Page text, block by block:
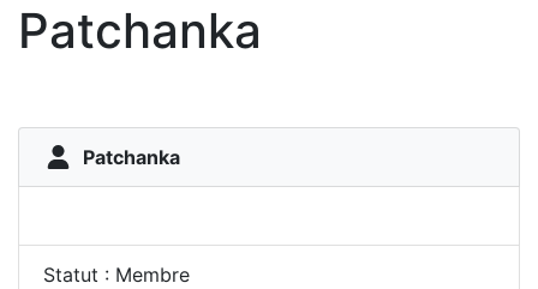
Patchanka
Patchanka
Statut : Membre